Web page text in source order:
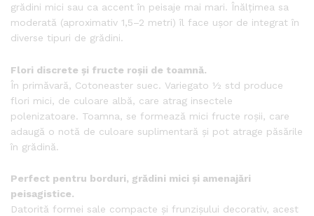
grădini mici sau ca accent în peisaje mai mari. Înălțimea sa
moderată (aproximativ 1,5–2 metri) îl face ușor de integrat în
diverse tipuri de grădini.
Flori discrete și fructe roșii de toamnă.
În primăvară, Cotoneaster suec. Variegato ½ std produce
flori mici, de culoare albă, care atrag insectele
polenizatoare. Toamna, se formează mici fructe roșii, care
adaugă o notă de culoare suplimentară și pot atrage păsările
în grădină.
Perfect pentru borduri, grădini mici și amenajări
peisagistice.
Datorită formei sale compacte și frunzișului decorativ, acest